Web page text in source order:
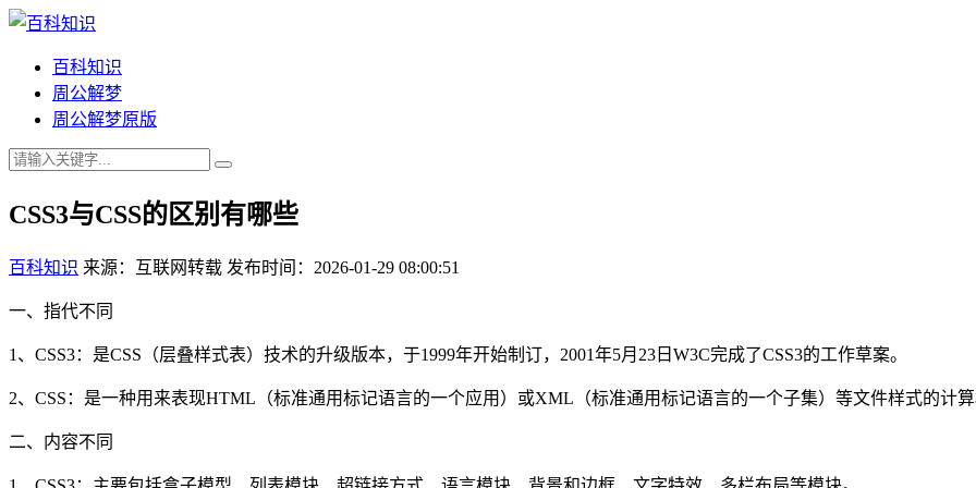
百科知识
周公解梦
周公解梦原版
CSS3与CSS的区别有哪些
百科知识 来源：互联网转载 发布时间：2026-01-29 08:00:51
一、指代不同
1、CSS3：是CSS（层叠样式表）技术的升级版本，于1999年开始制订，2001年5月23日W3C完成了CSS3的工作草案。
2、CSS：是一种用来表现HTML（标准通用标记语言的一个应用）或XML（标准通用标记语言的一个子集）等文件样式的计算
二、内容不同